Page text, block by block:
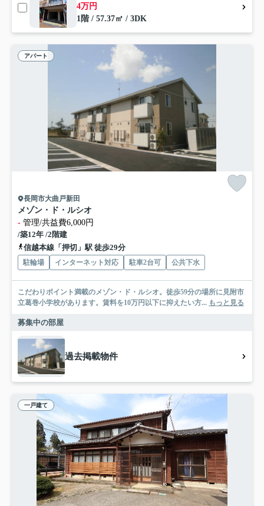
4万円
1階 / 57.37㎡ / 3DK
アパート
長岡市大曲戸新田
メゾン・ド・ルシオ
- 管理/共益費6,000円
/築12年 /2階建
信越本線「押切」駅 徒歩29分
駐輪場 インターネット対応 駐車2台可 公共下水
こだわりポイント満載のメゾン・ド・ルシオ。徒歩59分の場所に見附市
立葛巻小学校があります。賃料を10万円以下に抑えたい方... もっと見る
募集中の部屋
過去掲載物件
一戸建て